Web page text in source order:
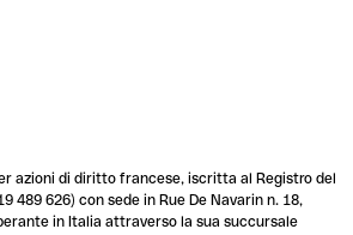
azioni di diritto francese, iscritta al Registro del
489 626) con sede in Rue De Navarin n. 18,
in Italia attraverso la sua succursale